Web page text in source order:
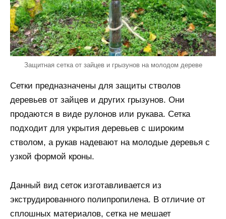
Защитная сетка от зайцев и грызунов на молодом дереве
Сетки предназначены для защиты стволов
деревьев от зайцев и других грызунов. Они
продаются в виде рулонов или рукава. Сетка
подходит для укрытия деревьев с широким
стволом, а рукав надевают на молодые деревья с
узкой формой кроны.
Данный вид сеток изготавливается из
экструдированного полипропилена. В отличие от
сплошных материалов, сетка не мешает